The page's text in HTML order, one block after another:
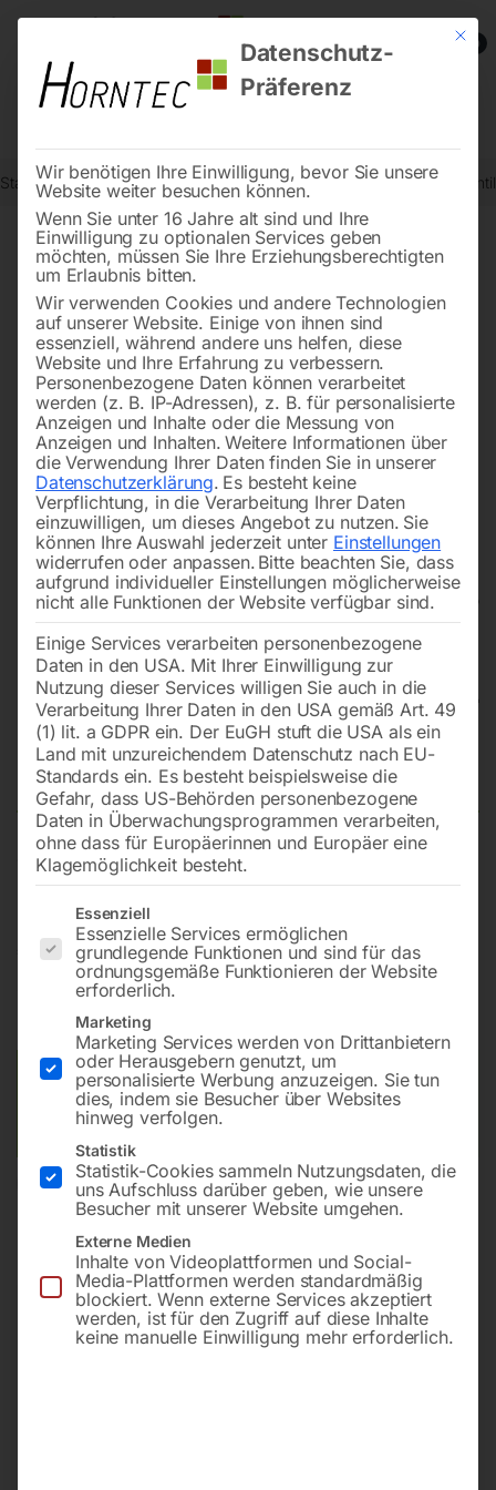
0
Start Werkstatttechnik Ventilatoren und Luftentfeuchter
Axialventilator MV 400 P
Tragbares, robustes Gerät
270,00
inkl. MwSt. zzgl.Versandkosten
Lieferzeit:Versandbereit in KW 37/2026
Versandkosten Standard (Österreich):€40,00
Bitte beachten Sie: Die Versandkosten gelten für Österreich.
Andere Länder können abweichen.
In den Warenkorb
Sie haben Fragen zu diesem
Artikel?
Gerne helfen wir Ihnen weiter.
Mit
Datenschutz-
Präferenz
Wir benötigen Ihre Einwilligung, bevor Sie unsere
Website weiter besuchen können.
Wenn Sie unter 16 Jahre alt sind und Ihre
Einwilligung zu optionalen Services geben
möchten, müssen Sie Ihre Erziehungsberechtigten
um Erlaubnis bitten.
Wir verwenden Cookies und andere Technologien
auf unserer Website. Einige von ihnen sind
essenziell, während andere uns helfen, diese
Website und Ihre Erfahrung zu verbessern.
Personenbezogene Daten können verarbeitet
werden (z. B. IP-Adressen), z. B. für personalisierte
Anzeigen und Inhalte oder die Messung von
Anzeigen und Inhalten. Weitere Informationen über
die Verwendung Ihrer Daten finden Sie in unserer
Datenschutzerklärung. Es besteht keine
Verpflichtung, in die Verarbeitung Ihrer Daten
einzuwilligen, um dieses Angebot zu nutzen. Sie
können Ihre Auswahl jederzeit unter Einstellungen
widerrufen oder anpassen. Bitte beachten Sie, dass
aufgrund individueller Einstellungen möglicherweise
nicht alle Funktionen der Website verfügbar sind.
Einige Services verarbeiten personenbezogene
Daten in den USA. Mit Ihrer Einwilligung zur
Nutzung dieser Services willigen Sie auch in die
Verarbeitung Ihrer Daten in den USA gemäß Art. 49
(1) lit. a GDPR ein. Der EuGH stuft die USA als ein
Land mit unzureichendem Datenschutz nach EU-
Standards ein. Es besteht beispielsweise die
Gefahr, dass US-Behörden personenbezogene
Daten in Überwachungsprogrammen verarbeiten,
ohne dass für Europäerinnen und Europäer eine
Klagemöglichkeit besteht.
Es folgt eine Liste der Service-Gruppen, für die eine
Essenziell
Essenzielle Services ermöglichen
grundlegende Funktionen und sind für das
ordnungsgemäße Funktionieren der Website
erforderlich.
Marketing
Marketing Services werden von Drittanbietern
oder Herausgebern genutzt, um
personalisierte Werbung anzuzeigen. Sie tun
dies, indem sie Besucher über Websites
hinweg verfolgen.
Statistik
Statistik-Cookies sammeln Nutzungsdaten, die
uns Aufschluss darüber geben, wie unsere
Besucher mit unserer Website umgehen.
Externe Medien
Inhalte von Videoplattformen und Social-
Media-Plattformen werden standardmäßig
blockiert. Wenn externe Services akzeptiert
werden, ist für den Zugriff auf diese Inhalte
keine manuelle Einwilligung mehr erforderlich.